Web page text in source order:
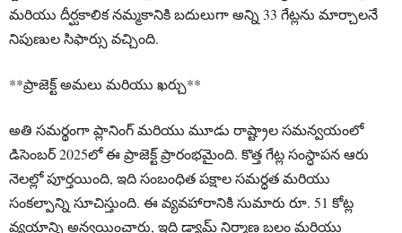
మరియు దీర్ఘకాలిక నమ్మకానికి బదులుగా అన్ని 33 గేట్లను మార్చాలనే
నిపుణుల సిఫార్సు వచ్చింది.
**ప్రాజెక్ట్ అమలు మరియు ఖర్చు**
అతి సమర్థంగా ప్లానింగ్ మరియు మూడు రాష్ట్రాల సమన్వయంలో
డిసెంబర్ 2025లో ఈ ప్రాజెక్ట్ ప్రారంభమైంది. కొత్త గేట్ల సంస్ధాపన ఆరు
నెలల్లో పూర్తయింది, ఇది సంబంధిత పక్షాల సమర్ధత మరియు
సంకల్పాన్ని సూచిస్తుంది. ఈ వ్యవహారానికి సుమారు రూ. 51 కోట్ల
వ్యయాన్ని అన్వయించారు, ఇది డ్యామ్ నిర్మాణ బలం మరియు